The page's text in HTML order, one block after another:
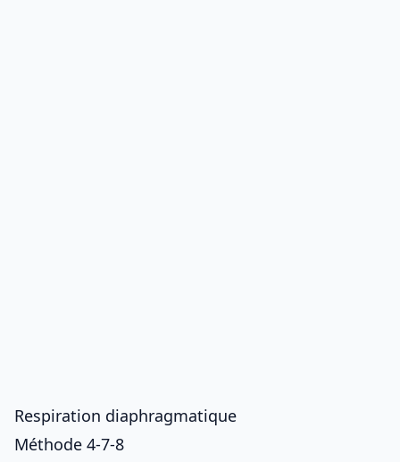
Respiration diaphragmatique
Méthode 4-7-8